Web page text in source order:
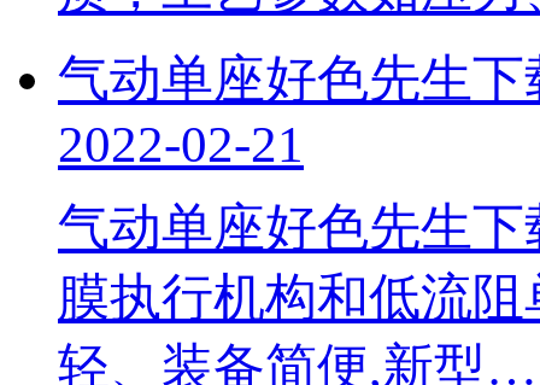
气动单座好色先生
2022-02-21
气动单座好色先生
膜执行机构和低流阻
轻、装备简便,新型…